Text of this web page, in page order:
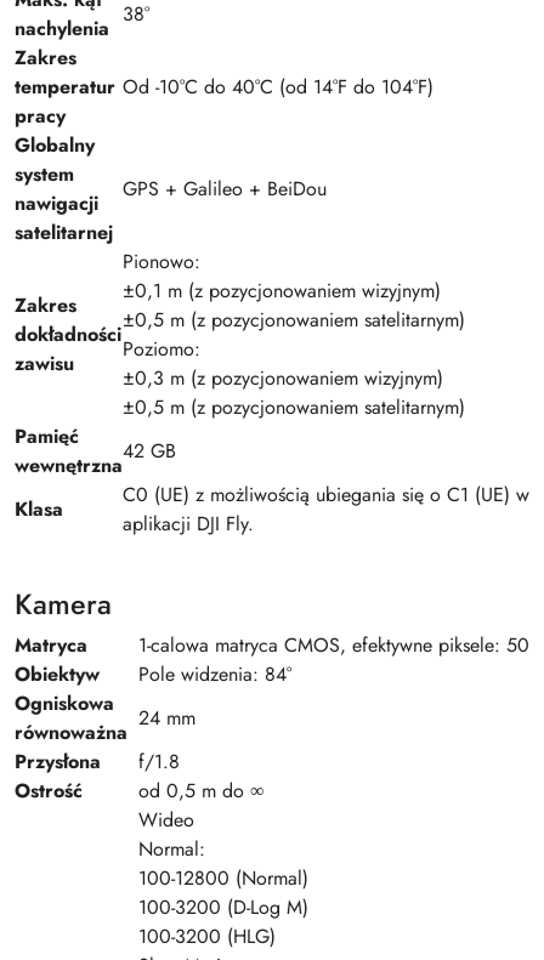
nachylenia
38°
Zakres
temperatur
pracy
Od -10°C do 40°C (od 14°F do 104°F)
Globalny
system
nawigacji
satelitarnej
GPS + Galileo + BeiDou
Zakres
dokładności
zawisu
Pionowo:
±0,1 m (z pozycjonowaniem wizyjnym)
±0,5 m (z pozycjonowaniem satelitarnym)
Poziomo:
±0,3 m (z pozycjonowaniem wizyjnym)
±0,5 m (z pozycjonowaniem satelitarnym)
Pamięć
wewnętrzna
42 GB
Klasa
C0 (UE) z możliwością ubiegania się o C1 (UE) w
aplikacji DJI Fly.
Kamera
Matryca
1-calowa matryca CMOS, efektywne piksele: 50
Obiektyw
Pole widzenia: 84°
Ogniskowa
równoważna
24 mm
Przysłona
f/1.8
Ostrość
od 0,5 m do ∞
Wideo
Normal:
100-12800 (Normal)
100-3200 (D-Log M)
100-3200 (HLG)